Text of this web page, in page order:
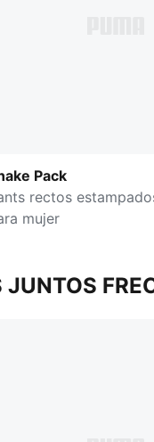
Pack
rectos
mujer